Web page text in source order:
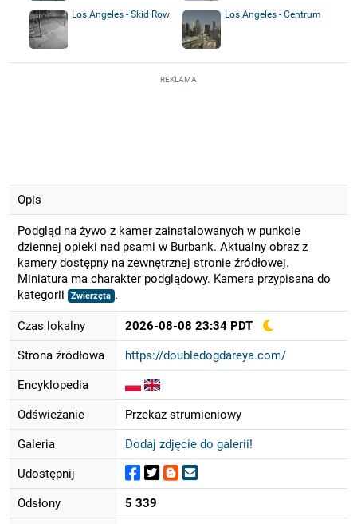
Los Angeles - Skid Row Los Angeles - Centrum
REKLAMA
Opis
Podgląd na żywo z kamer zainstalowanych w punkcie
dziennej opieki nad psami w Burbank. Aktualny obraz z
kamery dostępny na zewnętrznej stronie źródłowej.
Miniatura ma charakter podglądowy. Kamera przypisana do
kategorii
Zwierzęta .
Czas lokalny 2026-08-08 23:34 PDT
Strona źródłowa https://doubledogdareya.com/
Encyklopedia
Odświeżanie Przekaz strumieniowy
Galeria Dodaj zdjęcie do galerii!
Udostępnij
Odsłony 5 339